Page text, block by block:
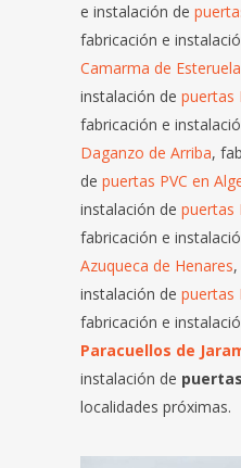
e instalación de
fabricación e
Camarma de
instalación de puertas
fabricación e
Daganzo de Arriba,
de puertas PVC en
instalación de puertas
fabricación e
Azuqueca de Henares
instalación de puertas
fabricación e
Paracuellos de
instalación de
localidades próximas.